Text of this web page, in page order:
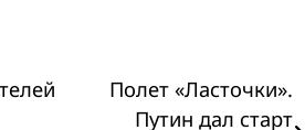
Полет «Ласточки».
Путин дал старт